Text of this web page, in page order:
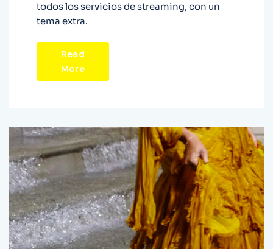
todos los servicios de streaming, con un
tema extra.
Read
More